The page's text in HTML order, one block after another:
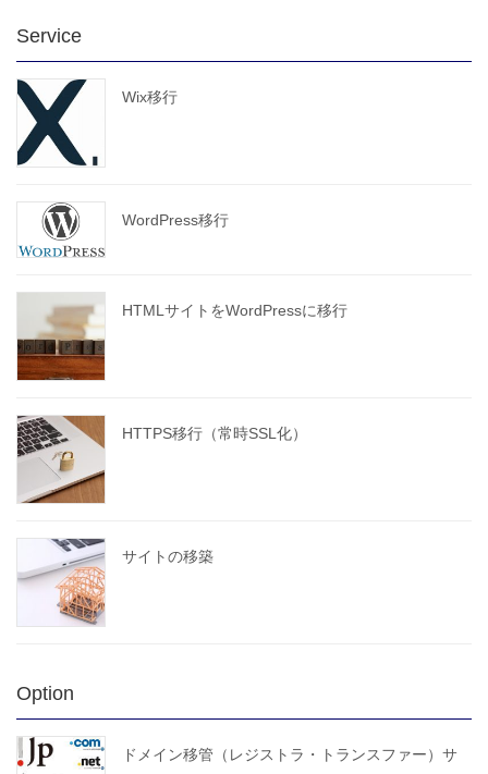
Service
Wix移行
WordPress移行
HTMLサイトをWordPressに移行
HTTPS移行（常時SSL化）
サイトの移築
Option
ドメイン移管（レジストラ・トランスファー）サ